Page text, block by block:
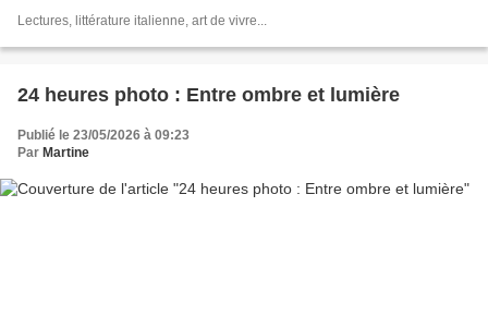
Lectures, littérature italienne, art de vivre...
24 heures photo : Entre ombre et lumière
Publié le 23/05/2026 à 09:23
Par Martine